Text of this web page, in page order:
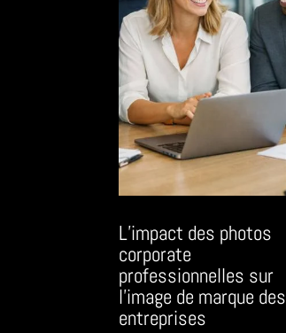
L’impact des photos
corporate
professionnelles sur
l’image de marque des
entreprises